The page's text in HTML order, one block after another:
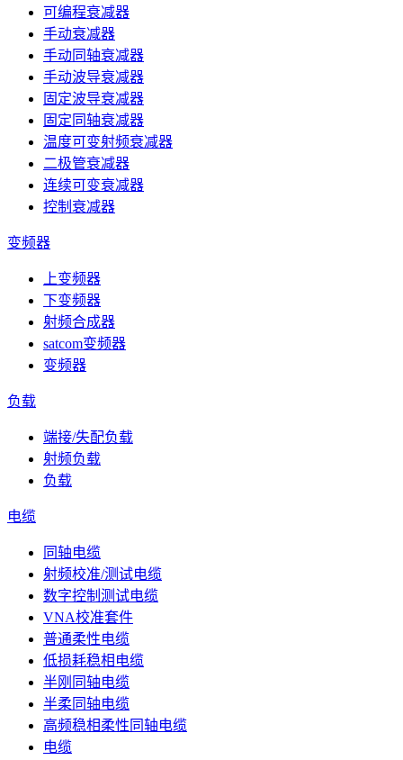
可编程衰减器
手动衰减器
手动同轴衰减器
手动波导衰减器
固定波导衰减器
固定同轴衰减器
温度可变射频衰减器
二极管衰减器
连续可变衰减器
控制衰减器
变频器
上变频器
下变频器
射频合成器
satcom变频器
变频器
负载
端接/失配负载
射频负载
负载
电缆
同轴电缆
射频校准/测试电缆
数字控制测试电缆
VNA校准套件
普通柔性电缆
低损耗稳相电缆
半刚同轴电缆
半柔同轴电缆
高频稳相柔性同轴电缆
电缆